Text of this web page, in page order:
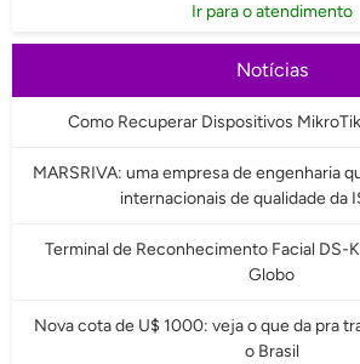
Ir para o atendimento
Notícias
Como Recuperar Dispositivos
MARSRIVA: uma empresa de engenharia
internacionais de qualidade da
Terminal de Reconhecimento Facial DS-
Globo
Nova cota de U$ 1000: veja o que da pra
o Brasil